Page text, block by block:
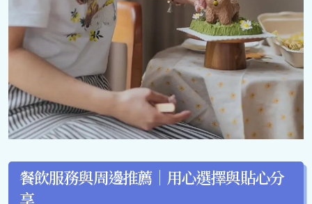
餐飲服務與周邊推薦｜用心選擇與貼心分
享